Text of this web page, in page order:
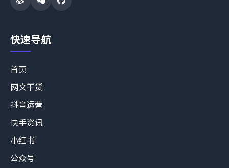
快速导航
首页
网文干货
抖音运营
快手资讯
小红书
公众号